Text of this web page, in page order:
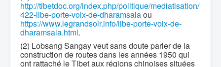
http://tibetdoc.org/index.php/politique/mediatisation/
422-libe-porte-voix-de-dharamsalaou
https://www.legrandsoir.info/libe-porte-voix-de-
dharamsala.html.
(2) Lobsang Sangay veut sans doute parler de la
construction de routes dans les années 1950 qui
ont rattaché le Tibet aux régions chinoises situées